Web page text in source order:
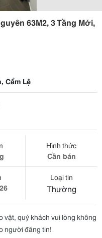
63M2, 3 Tầng Mới,
Cẩm Lệ
Hình thức
Cần bán
Loại tin
Thường
vặt, quý khách vui lòng không
người đăng tin!